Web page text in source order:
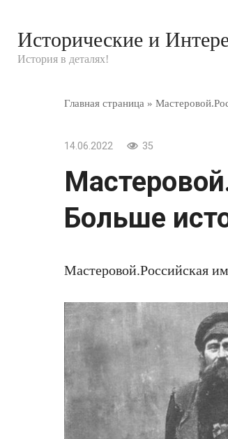
контенту
Исторические и
История в деталях!
Главная страница »
14.06.2022 35
Больше
Мастеровой.Российская